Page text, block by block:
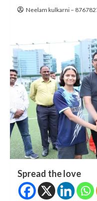
Neelam kulkarni –
Spread the love